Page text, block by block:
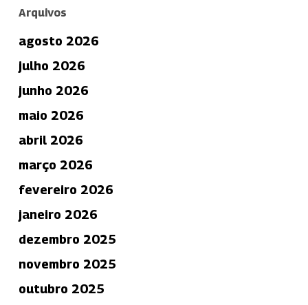
Arquivos
agosto 2026
julho 2026
junho 2026
maio 2026
abril 2026
março 2026
fevereiro 2026
janeiro 2026
dezembro 2025
novembro 2025
outubro 2025